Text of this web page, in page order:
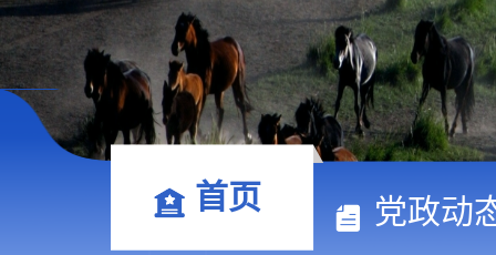
首页 党政动